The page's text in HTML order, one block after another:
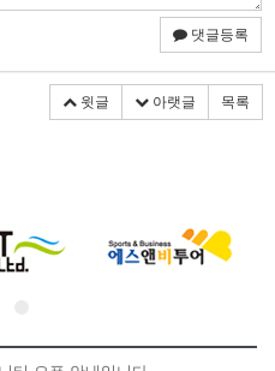
댓글등록
윗글 아랫글 목록